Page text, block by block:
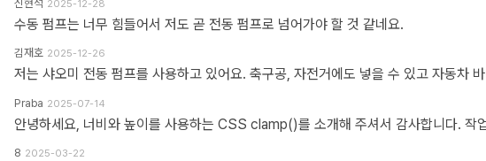
신현석 2025-12-28
수동 펌프는 너무 힘들어서 저도 곧 전동 펌프로 넘어가야 할 것 같네요.
김재호 2025-12-26
저는 샤오미 전동 펌프를 사용하고 있어요. 축구공, 자전거에도 넣을 수 있고 자동차
Praba 2025-07-14
8 2025-03-22